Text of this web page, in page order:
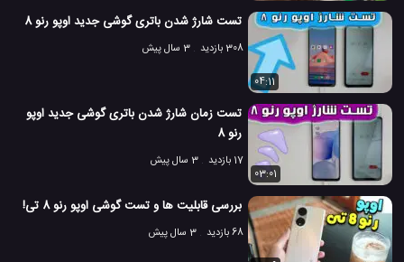
تست شارژ شدن باتری گوشی جدید اوپو رنو 8
308 بازدید 3 سال پیش
04:11
تست زمان شارژ شدن باتری گوشی جدید اوپو
رنو 8
17 بازدید
3 سال پیش
03:01
بررسی قابلیت ها و تست گوشی اوپو رنو 8 تی!
68 بازدید 3 سال پیش